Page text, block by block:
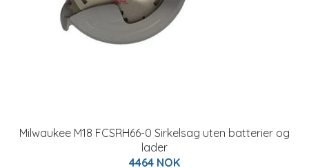
Milwaukee M18 FCSRH66-0 Sirkelsag uten batterier og
lader
4464 NOK